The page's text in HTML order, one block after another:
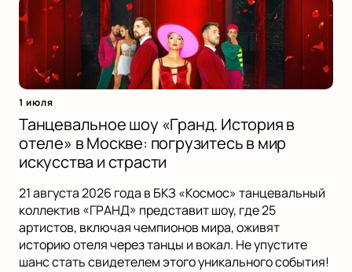
1 июля
Танцевальное шоу «Гранд. История в
отеле» в Москве: погрузитесь в мир
искусства и страсти
21 августа 2026 года в БКЗ «Космос» танцевальный
коллектив «ГРАНД» представит шоу, где 25
артистов, включая чемпионов мира, оживят
историю отеля через танцы и вокал. Не упустите
шанс стать свидетелем этого уникального события!